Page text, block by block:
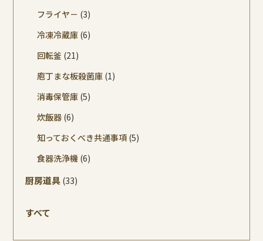
フライヤ－ (3)
冷凍冷蔵庫 (6)
回転釜 (21)
庖丁まな板殺菌庫 (1)
消毒保管庫 (5)
炊飯器 (6)
知っておくべき共通事項 (5)
食器洗浄機 (6)
厨房道具 (33)
すべて